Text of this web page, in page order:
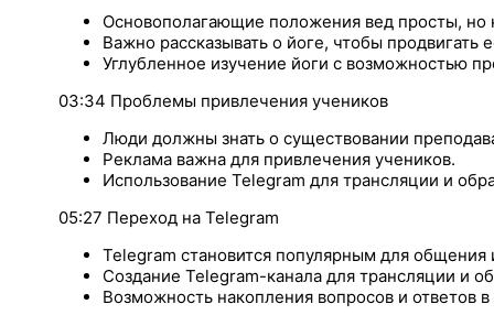
Основополагающие положения вед просты, но
Важно рассказывать о йоге, чтобы продвигать
Углубленное изучение йоги с возможностью
03:34 Проблемы привлечения учеников
Люди должны знать о существовании
Реклама важна для привлечения учеников.
Использование Telegram для трансляции и
05:27 Переход на Telegram
Telegram становится популярным для общения
Создание Telegram-канала для трансляции и
Возможность накопления вопросов и ответов в